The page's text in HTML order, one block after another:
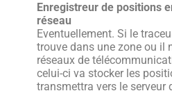
Enregistreur de positions
réseau
Eventuellement. Si le
trouve dans une zone ou il
réseaux de
celui-ci va stocker les
transmettra vers le serveur